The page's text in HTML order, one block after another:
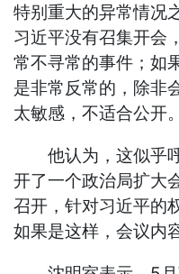
特别重大的异常情况
习近平没有召集开会
常不寻常的事件；如
是非常反常的，除非
太敏感，不适合公开。
他认为，这似乎呼
开了一个政治局扩大
召开，针对习近平的
如果是这样，会议内